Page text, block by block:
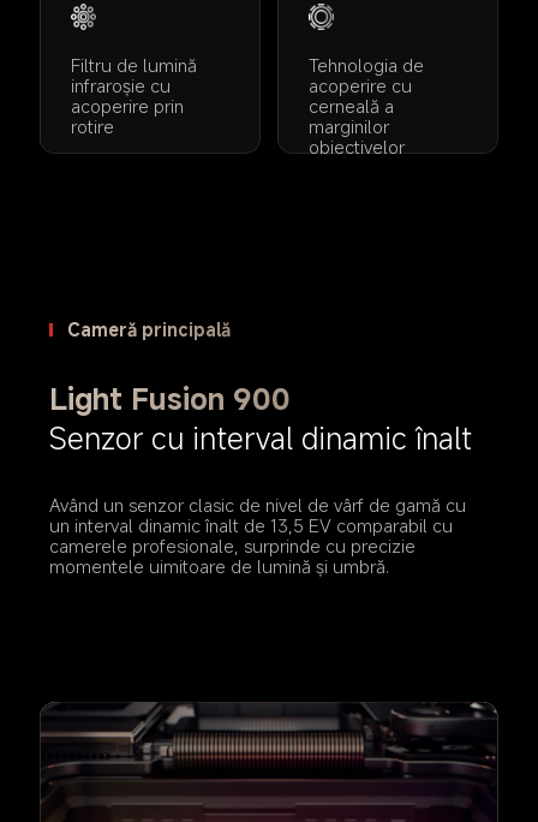
Filtru de lumină
infraroșie cu
acoperire prin
rotire
Tehnologia de
acoperire cu
cerneală a
marginilor
obiectivelor
Cameră principală
Light Fusion 900
Senzor cu interval dinamic înalt
Având un senzor clasic de nivel de vârf de gamă cu
un interval dinamic înalt de 13,5 EV comparabil cu
camerele profesionale, surprinde cu precizie
momentele uimitoare de lumină și umbră.